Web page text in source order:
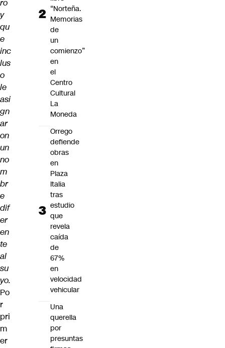
ro
y
qu
e
inc
lus
o
le
asi
gn
ar
on
un
no
m
br
e
dif
er
en
te
al
su
yo.
Po
r
pri
m
er
“Norteña.
Memorias
de
un
comienzo”
en
el
Centro
Cultural
La
Moneda
Orrego
defiende
obras
en
Plaza
Italia
tras
estudio
que
revela
caída
de
67%
en
velocidad
vehicular
Una
querella
por
presuntas